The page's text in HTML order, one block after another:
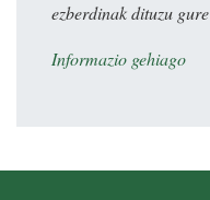
ezberdinak dituzu
Informazio gehiago